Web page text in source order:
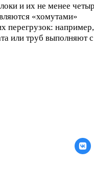
и их не менее
«хомутами»
или труб